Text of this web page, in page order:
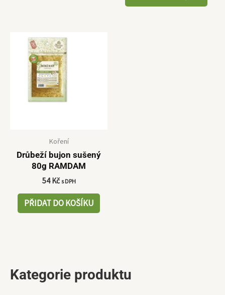
Kategorie produktu
Koření
Drůbeží bujon sušený
80g RAMDAM
54Kč s DPH
PŘIDAT DO KOŠÍKU